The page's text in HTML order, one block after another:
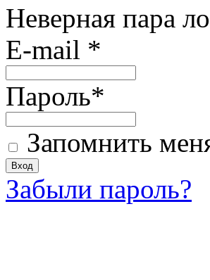
Неверная пара
E-mail *
Пароль*
Запомнить
Забыли пароль?